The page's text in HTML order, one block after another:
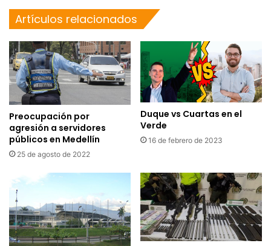
Artículos relacionados
Preocupación por
agresión a servidores
públicos en Medellín
25 de agosto de 2022
Duque vs Cuartas en el
Verde
16 de febrero de 2023